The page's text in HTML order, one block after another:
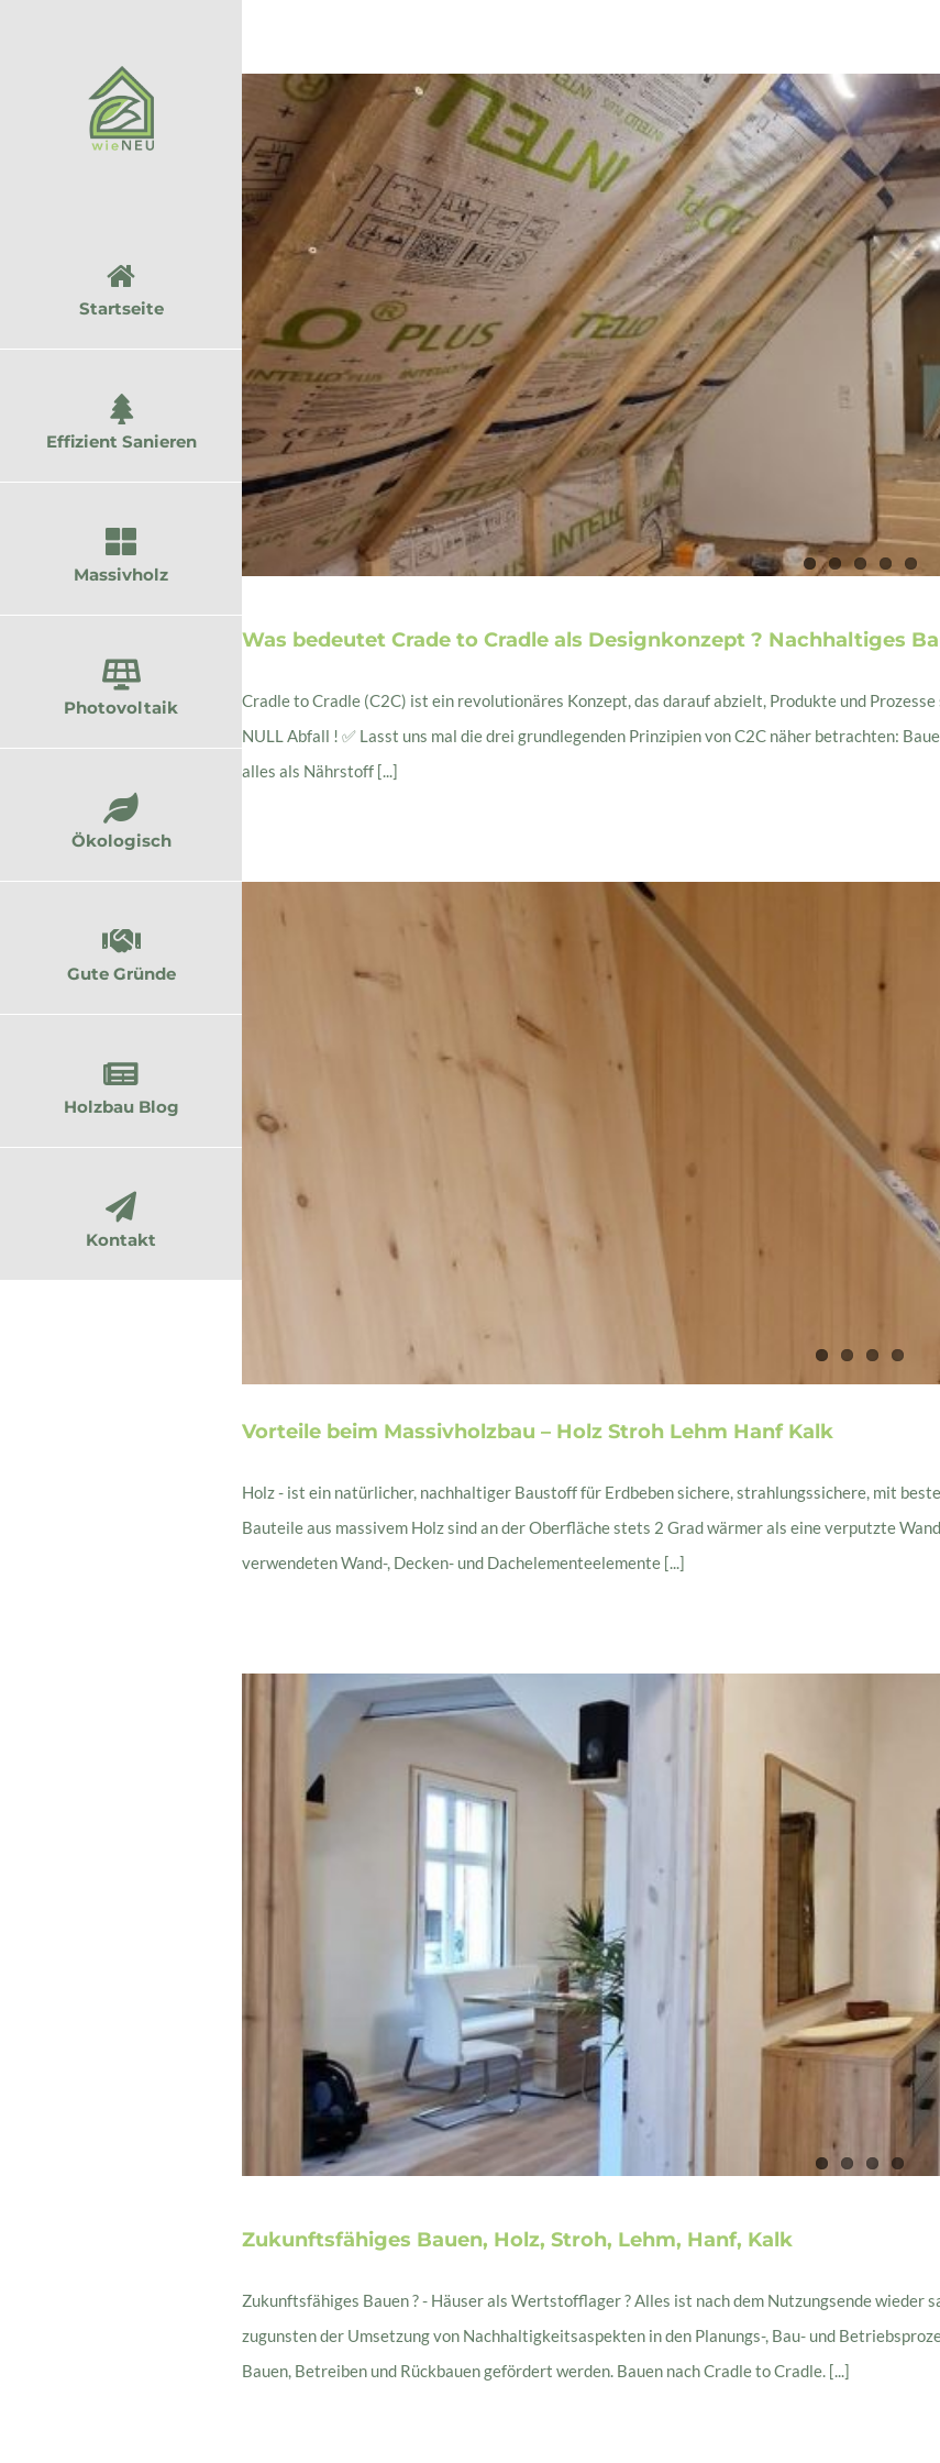
Startseite
Effizient Sanieren
Massivholz
Photovoltaik
Ökologisch
Gute Gründe
Holzbau Blog
Kontakt
Was bedeutet Crade to Cradle als Designkonzept ? Nachhaltiges
Cradle to Cradle (C2C) ist ein revolutionäres Konzept, das darauf abzielt, Produkte und
NULL Abfall ! ✅ Lasst uns mal die drei grundlegenden Prinzipien von C2C näher betrachten:
alles als Nährstoff [...]
Vorteile beim Massivholzbau – Holz Stroh Lehm Hanf Kalk
Holz - ist ein natürlicher, nachhaltiger Baustoff für Erdbeben sichere, strahlungssichere, mit
Bauteile aus massivem Holz sind an der Oberfläche stets 2 Grad wärmer als eine verputzte
verwendeten Wand-, Decken- und Dachelementeelemente [...]
Zukunftsfähiges Bauen, Holz, Stroh, Lehm, Hanf, Kalk
Zukunftsfähiges Bauen ? - Häuser als Wertstofflager ? Alles ist nach dem Nutzungsende
zugunsten der Umsetzung von Nachhaltigkeitsaspekten in den Planungs-, Bau- und
Bauen, Betreiben und Rückbauen gefördert werden. Bauen nach Cradle to Cradle. [...]